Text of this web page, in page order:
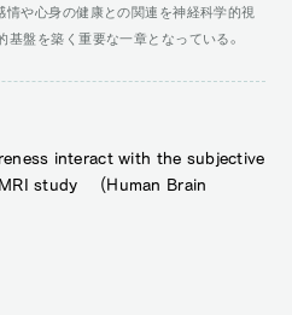
情や心身の健康との関連を神経科学的視
盤を築く重要な一章となっている。
interact with the subjective
study (Human Brain